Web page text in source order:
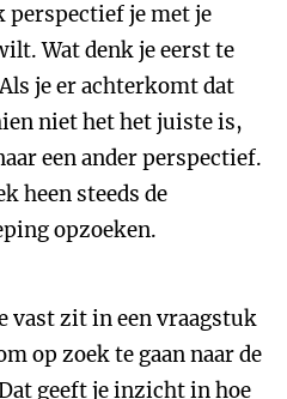
perspectief je met je
Wat denk je eerst te
je er achterkomt dat
niet het het juiste is,
een ander perspectief.
heen steeds de
opzoeken.
vast zit in een vraagstuk
op zoek te gaan naar de
geeft je inzicht in hoe